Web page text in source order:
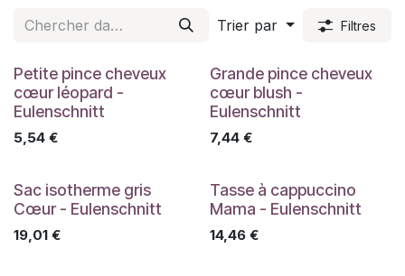
Trier par Filtres
Petite pince cheveux
cœur léopard -
Eulenschnitt
5,54 €
Grande pince cheveux
cœur blush -
Eulenschnitt
7,44€
Sac isotherme gris
Cœur - Eulenschnitt
19,01 €
Tasse à cappuccino
Mama - Eulenschnitt
14,46€